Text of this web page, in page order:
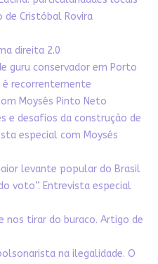
de Cristóbal Rovira
direita 2.0
guru conservador em Porto
é recorrentemente
Moysés Pinto Neto
e desafios da construção de
especial com Moysés
levante popular do Brasil
voto”. Entrevista especial
nos tirar do buraco. Artigo de
na ilegalidade. O